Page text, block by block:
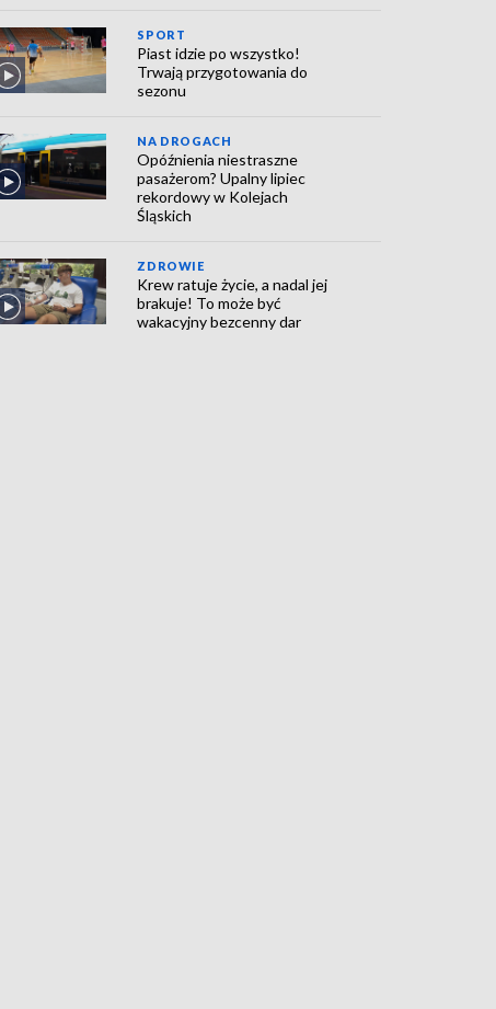
SPORT
Piast idzie po wszystko!
Trwają przygotowania do
sezonu
NA DROGACH
Opóźnienia niestraszne
pasażerom? Upalny lipiec
rekordowy w Kolejach
Śląskich
ZDROWIE
Krew ratuje życie, a nadal jej
brakuje! To może być
wakacyjny bezcenny dar